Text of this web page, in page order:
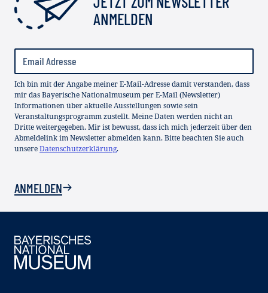
ANMELDEN
Ich bin mit der Angabe meiner E-Mail-Adresse damit verstanden, dass
mir das Bayerische Nationalmuseum per E-Mail (Newsletter)
Informationen über aktuelle Ausstellungen sowie sein
Veranstaltungsprogramm zustellt. Meine Daten werden nicht an
Dritte weitergegeben. Mir ist bewusst, dass ich mich jederzeit über den
Abmeldelink im Newsletter abmelden kann. Bitte beachten Sie auch
unsereDatenschutzerklärung.
ANMELDEN